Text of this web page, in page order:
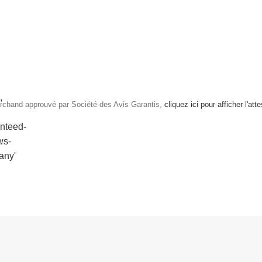
approuvé par Société des Avis Garantis, cliquez ici pour afficher